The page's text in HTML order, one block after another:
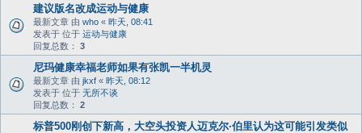
建议版名改成运动与健康
最新文章 由 who « 昨天, 08:41
发表于 位于 运动与健康
回复总数： 3
尼玛健康幸福老师如果有张凯一半机灵
最新文章 由 jkxf « 昨天, 08:12
发表于 位于 无所不谈
回复总数： 2
标普500刚创下新高，大空头投资人迈克尔·伯里认为这可能引发类似